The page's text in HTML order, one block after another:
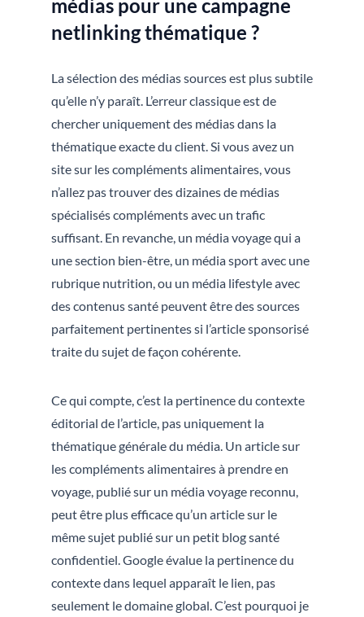
médias pour une campagne
netlinking thématique ?
La sélection des médias sources est plus subtile
qu’elle n’y paraît. L’erreur classique est de
chercher uniquement des médias dans la
thématique exacte du client. Si vous avez un
site sur les compléments alimentaires, vous
n’allez pas trouver des dizaines de médias
spécialisés compléments avec un trafic
suffisant. En revanche, un média voyage qui a
une section bien-être, un média sport avec une
rubrique nutrition, ou un média lifestyle avec
des contenus santé peuvent être des sources
parfaitement pertinentes si l’article sponsorisé
traite du sujet de façon cohérente.
Ce qui compte, c’est la pertinence du contexte
éditorial de l’article, pas uniquement la
thématique générale du média. Un article sur
les compléments alimentaires à prendre en
voyage, publié sur un média voyage reconnu,
peut être plus efficace qu’un article sur le
même sujet publié sur un petit blog santé
confidentiel. Google évalue la pertinence du
contexte dans lequel apparaît le lien, pas
seulement le domaine global. C’est pourquoi je